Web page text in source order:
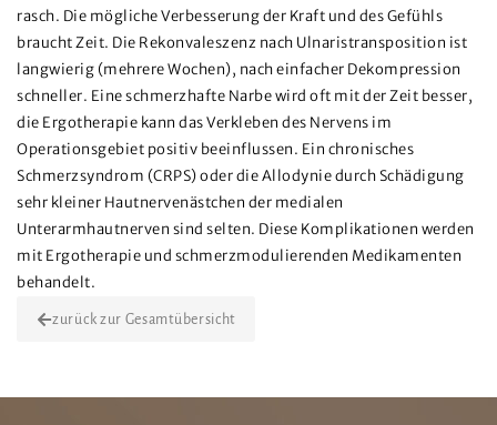
rasch. Die mögliche Verbesserung der Kraft und des Gefühls
braucht Zeit. Die Rekonvaleszenz nach Ulnaristransposition ist
langwierig (mehrere Wochen), nach einfacher Dekompression
schneller. Eine schmerzhafte Narbe wird oft mit der Zeit besser,
die Ergotherapie kann das Verkleben des Nervens im
Operationsgebiet positiv beeinflussen. Ein chronisches
Schmerzsyndrom (CRPS) oder die Allodynie durch Schädigung
sehr kleiner Hautnervenästchen der medialen
Unterarmhautnerven sind selten. Diese Komplikationen werden
mit Ergotherapie und schmerzmodulierenden Medikamenten
behandelt.
zurück zur Gesamtübersicht